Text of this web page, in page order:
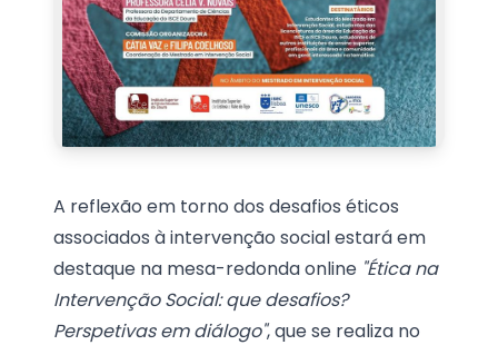
A reflexão em torno dos desafios éticos
associados à intervenção social estará em
destaque na mesa-redonda online "Ética na
Intervenção Social: que desafios?
Perspetivas em diálogo", que se realiza no